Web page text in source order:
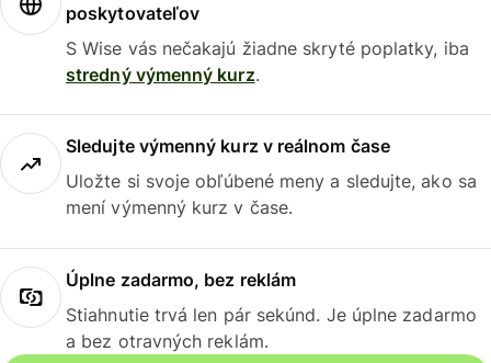
poskytovateľov
S Wise vás nečakajú žiadne skryté poplatky, iba
stredný výmenný kurz.
Sledujte výmenný kurz v reálnom čase
Uložte si svoje obľúbené meny a sledujte, ako sa
mení výmenný kurz v čase.
Úplne zadarmo, bez reklám
Stiahnutie trvá len pár sekúnd. Je úplne zadarmo
a bez otravných reklám.